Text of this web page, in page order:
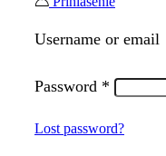
Username or email
Password *
Lost password?